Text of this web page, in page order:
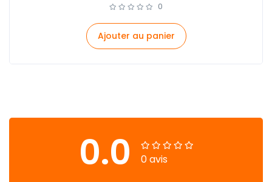
0
Ajouter au panier
0.0 0 avis